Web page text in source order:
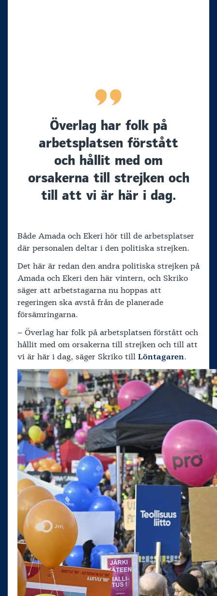
Överlag har folk på
arbetsplatsen förstått
och hållit med om
orsakerna till strejken och
till att vi är här i dag.
Både Amada och Ekeri hör till de arbetsplatser
där personalen deltar i den politiska strejken.
Det här är redan den andra politiska strejken på
Amada och Ekeri den här vintern, och Skriko
säger att arbetstagarna nu hoppas att
regeringen ska avstå från de planerade
försämringarna.
– Överlag har folk på arbetsplatsen förstått och
hållit med om orsakerna till strejken och till att
vi är här i dag, säger Skriko till Löntagaren.